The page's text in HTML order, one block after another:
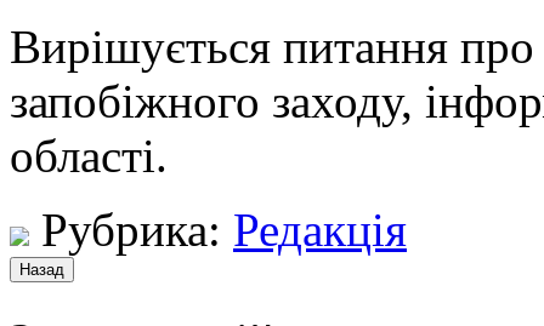
Вирішується питання
запобіжного заходу,
області.
Рубрика: Редакція